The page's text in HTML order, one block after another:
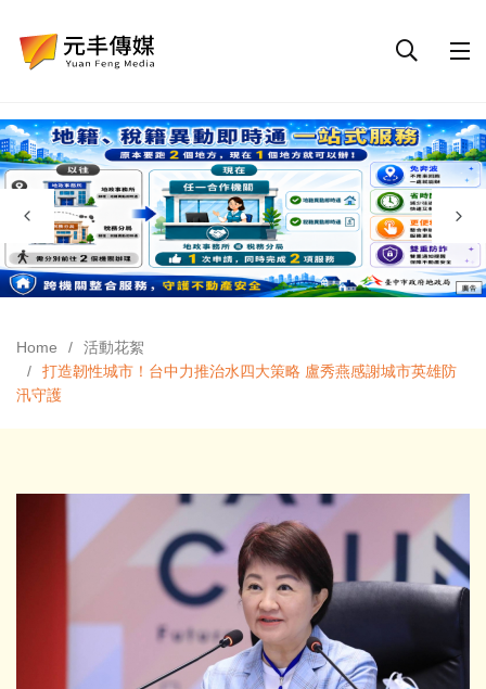
Home
活動花絮
打造韌性城市！台中力推治水四大策略 盧秀燕感謝城市英雄防
汛守護